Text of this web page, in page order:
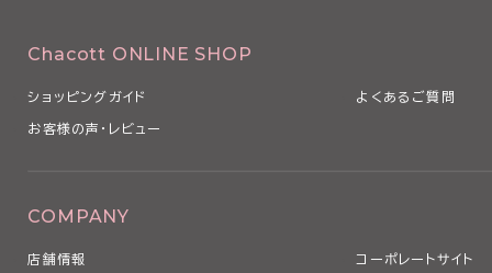
Chacott ONLINE SHOP
ショッピングガイド よくあるご質問
お客様の声・レビュー
COMPANY
店舗情報 コーポレートサイト